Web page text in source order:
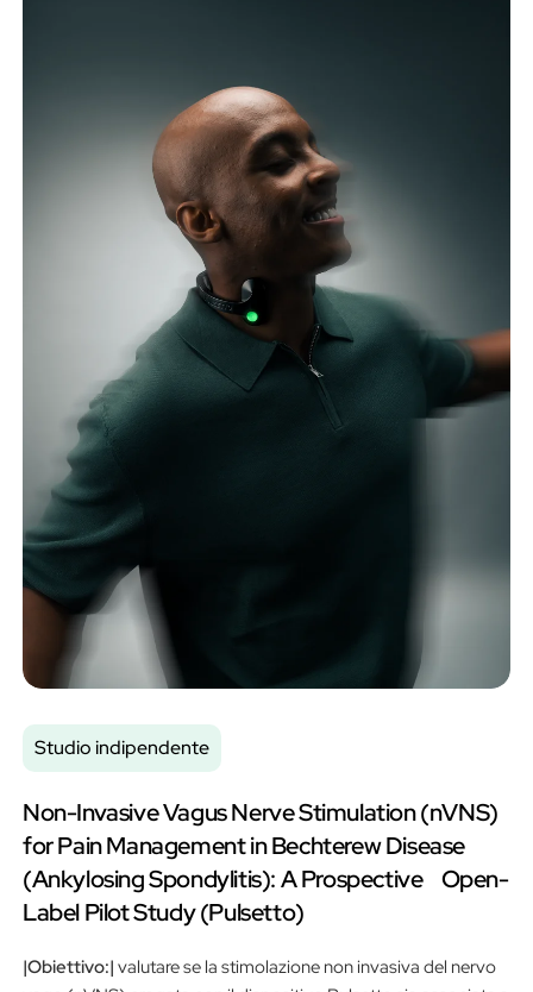
Studio indipendente
Non-Invasive Vagus Nerve Stimulation (nVNS)
for Pain Management in Bechterew Disease
(Ankylosing Spondylitis): A Prospective Open-
Label Pilot Study (Pulsetto)
|Obiettivo:| valutare se la stimolazione non invasiva del nervo